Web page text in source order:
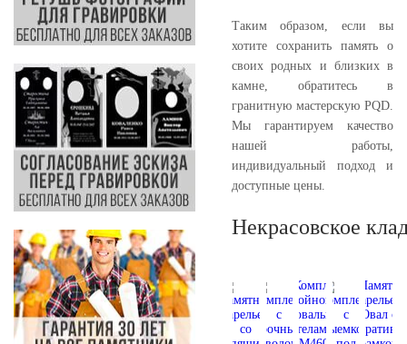
Таким образом, если вы
хотите сохранить память о
своих родных и близких в
камне, обратитесь в
гранитную мастерскую PQD.
Мы гарантируем качество
нашей работы,
индивидуальный подход и
доступные цены.
Некрасовское